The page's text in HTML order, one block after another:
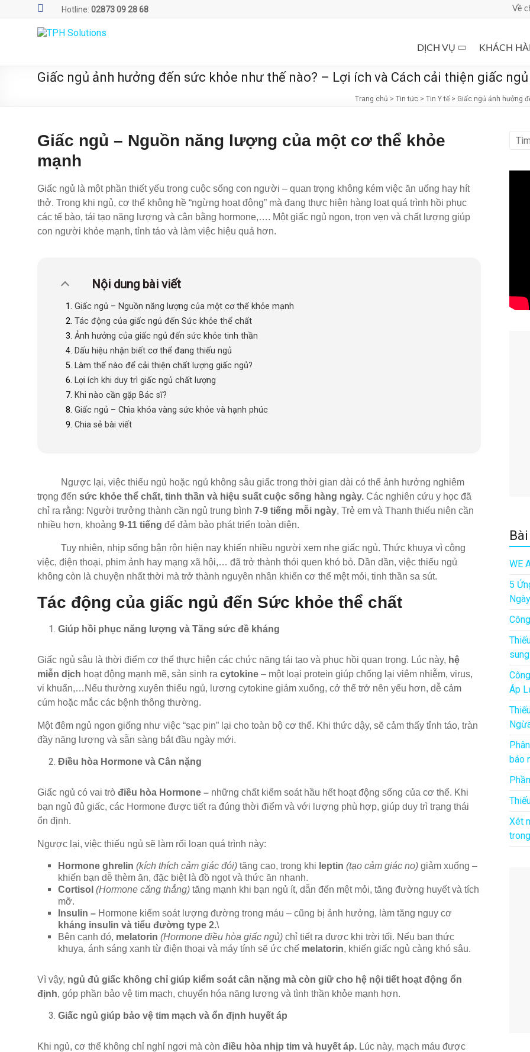
Hotline: 02873 09 28 68 Về
TPH
Solutions
Phần
mềm
quản
lý
phòng
xét
nghiệm
DỊCH VỤ KHÁCH
Giấc ngủ ảnh hưởng đến sức khỏe như thế nào? – Lợi ích và Cách cải thiện giấc
Trang chủ > Tin tức > Tin Y tế > Giấc ngủ ảnh hưởng
Giấc ngủ – Nguồn năng lượng của một cơ thể khỏe
mạnh
Giấc ngủ là một phần thiết yếu trong cuộc sống con người – quan trọng không kém việc ăn uống hay hít
thở. Trong khi ngủ, cơ thể không hề “ngừng hoạt động” mà đang thực hiện hàng loạt quá trình hồi phục
các tế bào, tái tạo năng lượng và cân bằng hormone,…. Một giấc ngủ ngon, trọn vẹn và chất lượng giúp
con người khỏe mạnh, tỉnh táo và làm việc hiệu quả hơn.
Nội dung bài viết
Giấc ngủ – Nguồn năng lượng của một cơ thể khỏe mạnh
Tác động của giấc ngủ đến Sức khỏe thể chất
Ảnh hưởng của giấc ngủ đến sức khỏe tinh thần
Dấu hiệu nhận biết cơ thể đang thiếu ngủ
Làm thế nào để cải thiện chất lượng giấc ngủ?
Lợi ích khi duy trì giấc ngủ chất lượng
Khi nào cần gặp Bác sĩ?
Giấc ngủ – Chìa khóa vàng sức khỏe và hạnh phúc
Chia sẻ bài viết
Ngược lại, việc thiếu ngủ hoặc ngủ không sâu giấc trong thời gian dài có thể ảnh hưởng nghiêm
trọng đến sức khỏe thể chất, tinh thần và hiệu suất cuộc sống hàng ngày. Các nghiên cứu y học đã
chỉ ra rằng: Người trưởng thành cần ngủ trung bình 7-9 tiếng mỗi ngày, Trẻ em và Thanh thiếu niên cần
nhiều hơn, khoảng 9-11 tiếng để đảm bảo phát triển toàn diện.
Tuy nhiên, nhịp sống bận rộn hiện nay khiến nhiều người xem nhẹ giấc ngủ. Thức khuya vì công
việc, điện thoại, phim ảnh hay mạng xã hội,… đã trở thành thói quen khó bỏ. Dần dần, việc thiếu ngủ
không còn là chuyện nhất thời mà trở thành nguyên nhân khiến cơ thể mệt mỏi, tinh thần sa sút.
Tác động của giấc ngủ đến Sức khỏe thể chất
Giúp hồi phục năng lượng và Tăng sức đề kháng
Giấc ngủ sâu là thời điểm cơ thể thực hiện các chức năng tái tạo và phục hồi quan trọng. Lúc này, hệ
miễn dịch hoạt động mạnh mẽ, sản sinh ra cytokine – một loại protein giúp chống lại viêm nhiễm, virus,
vi khuẩn,…Nếu thường xuyên thiếu ngủ, lương cytokine giảm xuống, cở thể trở nên yếu hơn, dễ cảm
cúm hoặc mắc các bệnh thông thường.
Một đêm ngủ ngon giống như việc “sạc pin” lại cho toàn bộ cơ thể. Khi thức dậy, sẽ cảm thấy tỉnh táo, tràn
đầy năng lượng và sẵn sàng bắt đầu ngày mới.
Điều hòa Hormone và Cân nặng
Giấc ngủ có vai trò điều hòa Hormone – những chất kiểm soát hầu hết hoạt động sống của cơ thể. Khi
bạn ngủ đủ giấc, các Hormone được tiết ra đúng thời điểm và với lượng phù hợp, giúp duy trì trạng thái
ổn định.
Ngược lại, việc thiếu ngủ sẽ làm rối loạn quá trình này:
Hormone ghrelin (kích thích cảm giác đói) tăng cao, trong khi leptin (tạo cảm giác no) giảm xuống –
khiến bạn dễ thèm ăn, đặc biệt là đồ ngọt và thức ăn nhanh.
Cortisol (Hormone căng thẳng) tăng mạnh khi bạn ngủ ít, dẫn đến mệt mỏi, tăng đường huyết và tích
mỡ.
Insulin – Hormone kiểm soát lượng đường trong máu – cũng bị ảnh hưởng, làm tăng nguy cơ
kháng insulin và tiểu đường type 2.\
Bên cạnh đó, melatorin (Hormone điều hòa giấc ngủ) chỉ tiết ra được khi trời tối. Nếu bạn thức
khuya, ánh sáng xanh từ điện thoại và máy tính sẽ ức chế melatorin, khiến giấc ngủ càng khó sâu.
Vì vậy, ngủ đủ giấc không chỉ giúp kiểm soát cân nặng mà còn giữ cho hệ nội tiết hoạt động ổn
định, góp phần bảo vệ tim mạch, chuyển hóa năng lượng và tình thần khỏe mạnh hơn.
Giấc ngủ giúp bảo vệ tim mạch và ổn định huyết áp
Khi ngủ, cơ thể không chỉ nghỉ ngơi mà còn điều hòa nhịp tim và huyết áp. Lúc này, mạch máu được
WE
5
Ngày
sung
Áp
báo
Xét